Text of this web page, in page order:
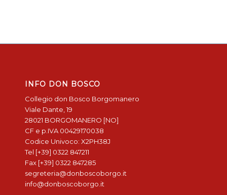
INFO DON BOSCO
Collegio don Bosco Borgomanero
Viale Dante, 19
28021 BORGOMANERO [NO]
CF e p.IVA 00429170038
Codice Univoco: X2PH38J
Tel [+39] 0322 847211
Fax [+39] 0322 847285
segreteria@donboscoborgo.it
info@donboscoborgo.it